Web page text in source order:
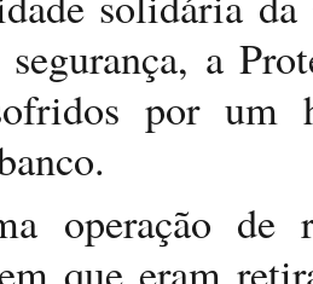
segurança, a
por um
operação